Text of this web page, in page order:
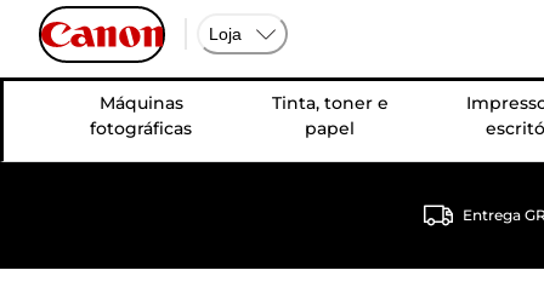
Loja
Máquinas
fotográficas
Tinta, toner e
papel
Entrega